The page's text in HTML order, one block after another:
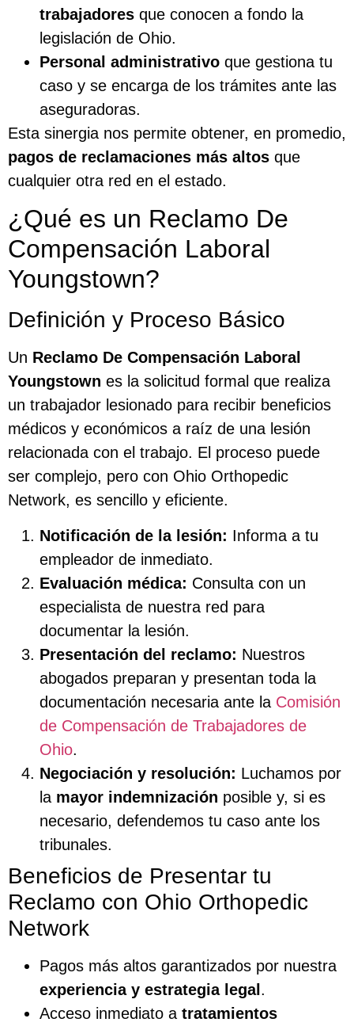
trabajadores que conocen a fondo la
legislación de Ohio.
Personal administrativo que gestiona tu
caso y se encarga de los trámites ante las
aseguradoras.
Esta sinergia nos permite obtener, en promedio,
pagos de reclamaciones más altos que
cualquier otra red en el estado.
¿Qué es un Reclamo De
Compensación Laboral
Youngstown?
Definición y Proceso Básico
Un Reclamo De Compensación Laboral
Youngstown es la solicitud formal que realiza
un trabajador lesionado para recibir beneficios
médicos y económicos a raíz de una lesión
relacionada con el trabajo. El proceso puede
ser complejo, pero con Ohio Orthopedic
Network, es sencillo y eficiente.
Notificación de la lesión: Informa a tu
empleador de inmediato.
Evaluación médica: Consulta con un
especialista de nuestra red para
documentar la lesión.
Presentación del reclamo: Nuestros
abogados preparan y presentan toda la
documentación necesaria ante la Comisión
de Compensación de Trabajadores de
Ohio.
Negociación y resolución: Luchamos por
la mayor indemnización posible y, si es
necesario, defendemos tu caso ante los
tribunales.
Beneficios de Presentar tu
Reclamo con Ohio Orthopedic
Network
Pagos más altos garantizados por nuestra
experiencia y estrategia legal.
Acceso inmediato a tratamientos